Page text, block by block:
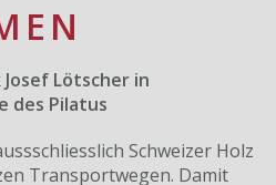
Lötscher in
des Pilatus
Schweizer Holz
Transportwegen. Damit